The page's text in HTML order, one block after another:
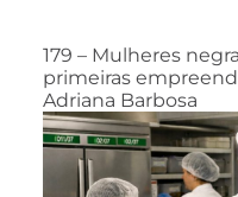
179 – Mulheres
primeiras
Adriana Barbosa